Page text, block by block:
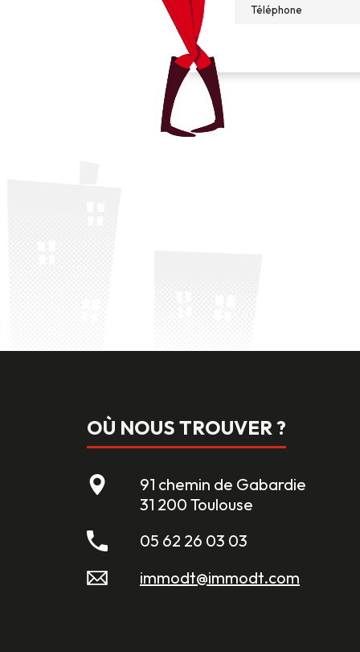
OÙ NOUS TROUVER ?
91 chemin de Gabardie
31 200 Toulouse
05 62 26 03 03
immodt@immodt.com